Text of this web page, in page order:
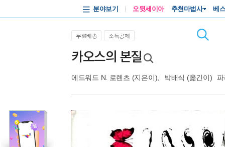
분야보기 오뒷세이아 추천마법사 베
무료배송 소득공제
카오스의 본질
에드워드 N. 로렌츠 (지은이), 박배식 (옮긴이)